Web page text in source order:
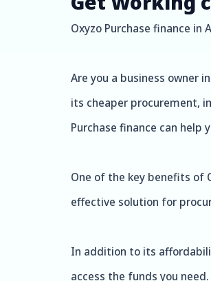
Oxyzo Purchase finance in
Are you a business owner
its cheaper procurement,
Purchase finance can help
One of the key benefits of
effective solution for
In addition to its
access the funds you